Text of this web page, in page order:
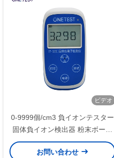
ビデオ
0-9999個/cm3 負イオンテスター
固体負イオン検出器 粉末ボード
およびタイル用
お問い合わせ